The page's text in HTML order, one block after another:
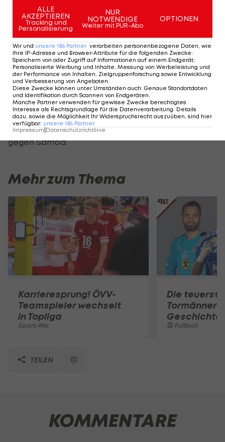
Die "Springboks" schlagen in Newcastle
Schottland mit 34:16 und schieben sich in Gruppe B
an den Briten vorbei an die erste Position.
Durch das 26:5 von Japan über Samoa sind
Südafrika und Schottland rechnerisch noch nicht
durch. Allerdings ist der Leader gegen das noch
punktlose Schlusslicht USA am Mittwoch ebenso
klarer Favorit wie Schottland in einer Woche
gegen Samoa.
Mehr zum Thema
Karrieresprung! ÖVV-
Teamspieler wechselt
in Topliga
Sport-Mix
Die
Tormänner
Geschichte
Fußball
TEILEN
KOMMENTARE
ALLE
AKZEPTIEREN
Tracking und
Personalisierung
NUR
NOTWENDIGE
Weiter mit PUR-Abo
OPTIONEN
Wir und unsere 186 Partner verarbeiten personenbezogene Daten, wie
Ihre IP-Adresse und Browser-Attribute für die folgenden Zwecke:
Speichern von oder Zugriff auf Informationen auf einem Endgerät;
Personalisierte Werbung und Inhalte, Messung von Werbeleistung und
der Performance von Inhalten, Zielgruppenforschung sowie Entwicklung
und Verbesserung von Angeboten.
Diese Zwecke können unter Umständen auch: Genaue Standortdaten
und Identifikation durch Scannen von Endgeräten.
Manche Partner verwenden für gewisse Zwecke berechtigtes
Interesse als Rechtsgrundlage für die Datenverarbeitung. Details
dazu, sowie die Möglichkeit Ihr Widerspruchsrecht auszuüben, sind hier
verfügbar: unsere 186 Partner
Impressum Datenschutzrichtlinie